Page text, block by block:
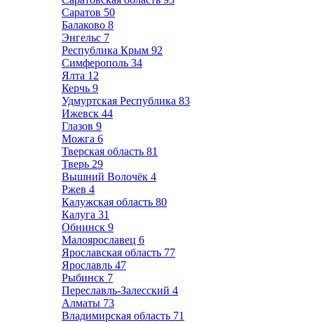
Саратов 50
Балаково 8
Энгельс 7
Республика Крым 92
Симферополь 34
Ялта 12
Керчь 9
Удмуртская Республика 83
Ижевск 44
Глазов 9
Можга 6
Тверская область 81
Тверь 29
Вышний Волочёк 4
Ржев 4
Калужская область 80
Калуга 31
Обнинск 9
Малоярославец 6
Ярославская область 77
Ярославль 47
Рыбинск 7
Переславль-Залесский 4
Алматы 73
Владимирская область 71